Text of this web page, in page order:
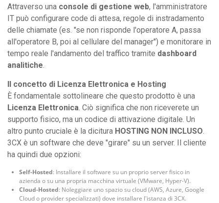
Attraverso una console di gestione web, l'amministratore
IT può configurare code di attesa, regole di instradamento
delle chiamate (es. "se non risponde l'operatore A, passa
all'operatore B, poi al cellulare del manager") e monitorare in
tempo reale l'andamento del traffico tramite dashboard
analitiche.
Il concetto di Licenza Elettronica e Hosting
È fondamentale sottolineare che questo prodotto è una
Licenza Elettronica. Ciò significa che non riceverete un
supporto fisico, ma un codice di attivazione digitale. Un
altro punto cruciale è la dicitura HOSTING NON INCLUSO.
3CX è un software che deve "girare" su un server. Il cliente
ha quindi due opzioni:
Self-Hosted: Installare il software su un proprio server fisico in
azienda o su una propria macchina virtuale (VMware, Hyper-V).
Cloud-Hosted: Noleggiare uno spazio su cloud (AWS, Azure, Google
Cloud o provider specializzati) dove installare l'istanza di 3CX.